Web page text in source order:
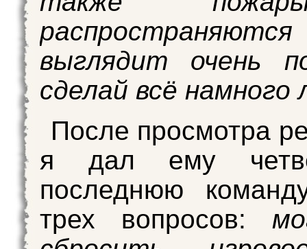
выглядит очень
сделай всё намного
После просмотра
я дал ему
последнюю
трех вопросов: